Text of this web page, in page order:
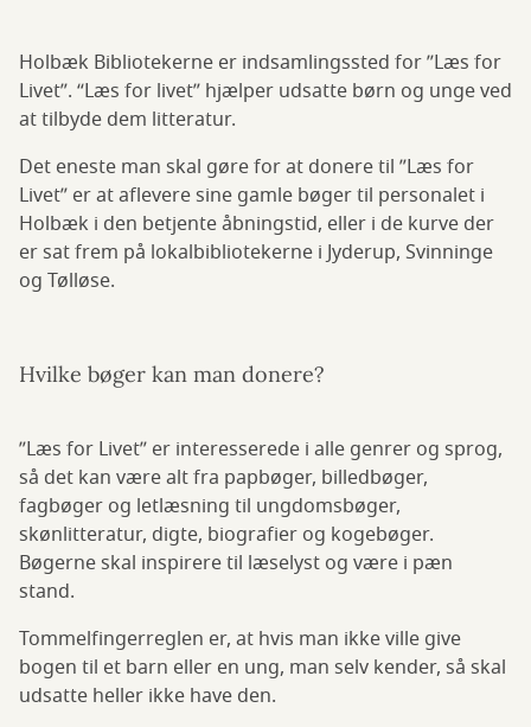
Holbæk Bibliotekerne er indsamlingssted for ”Læs for
Livet”. “Læs for livet” hjælper udsatte børn og unge ved
at tilbyde dem litteratur.
Det eneste man skal gøre for at donere til ”Læs for
Livet” er at aflevere sine gamle bøger til personalet i
Holbæk i den betjente åbningstid, eller i de kurve der
er sat frem på lokalbibliotekerne i Jyderup, Svinninge
og Tølløse.
Hvilke bøger kan man donere?
”Læs for Livet” er interesserede i alle genrer og sprog,
så det kan være alt fra papbøger, billedbøger,
fagbøger og letlæsning til ungdomsbøger,
skønlitteratur, digte, biografier og kogebøger.
Bøgerne skal inspirere til læselyst og være i pæn
stand.
Tommelfingerreglen er, at hvis man ikke ville give
bogen til et barn eller en ung, man selv kender, så skal
udsatte heller ikke have den.